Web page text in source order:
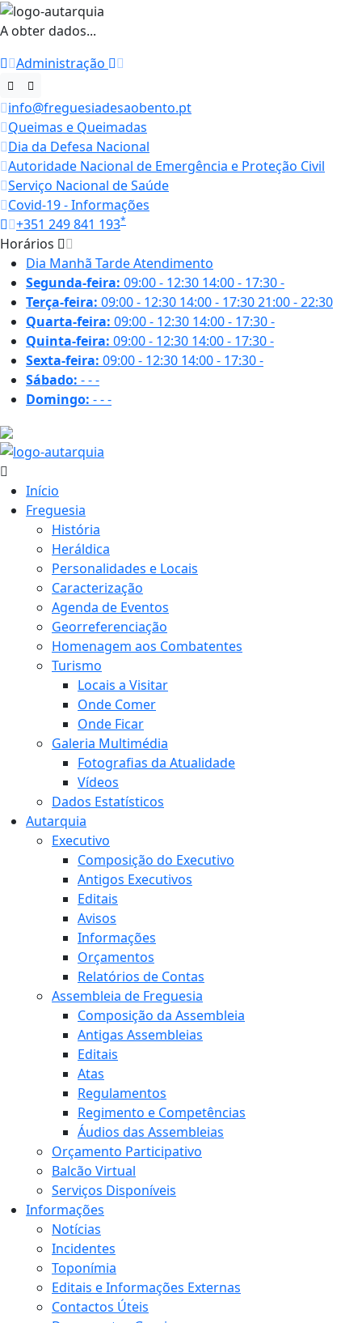
A obter dados...
Administração
info@freguesiadesaobento.pt
Queimas e Queimadas
Dia da Defesa Nacional
Autoridade Nacional de Emergência e Proteção Civil
Serviço Nacional de Saúde
Covid-19 - Informações
+351 249 841 193*
Horários
Dia Manhã TardeAtendimento
Segunda-feira: 09:00 - 12:30 14:00 - 17:30-
Terça-feira: 09:00 - 12:30 14:00 - 17:3021:00 - 22:30
Quarta-feira: 09:00 - 12:30 14:00 - 17:30-
Quinta-feira: 09:00 - 12:30 14:00 - 17:30-
Sexta-feira: 09:00 - 12:30 14:00 - 17:30-
Sábado: ---
Domingo: ---
Início
Freguesia
História
Heráldica
Personalidades e Locais
Caracterização
Agenda de Eventos
Georreferenciação
Homenagem aos Combatentes
Turismo
Locais a Visitar
Onde Comer
Onde Ficar
Galeria Multimédia
Fotografias da Atualidade
Vídeos
Dados Estatísticos
Autarquia
Executivo
Composição do Executivo
Antigos Executivos
Editais
Avisos
Informações
Orçamentos
Relatórios de Contas
Assembleia de Freguesia
Composição da Assembleia
Antigas Assembleias
Editais
Atas
Regulamentos
Regimento e Competências
Áudios das Assembleias
Orçamento Participativo
Balcão Virtual
Serviços Disponíveis
Informações
Notícias
Incidentes
Toponímia
Editais e Informações Externas
Contactos Úteis